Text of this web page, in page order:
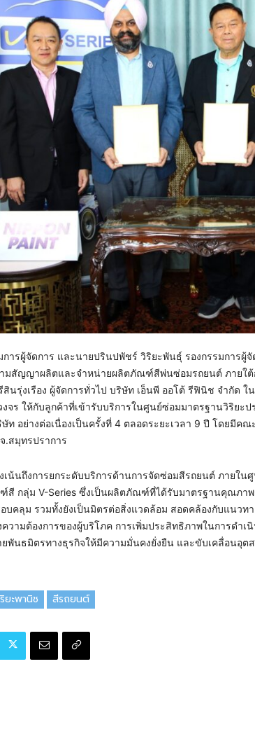
การผู้จัดการ และนายปรินปพัชร์ วิริยะพันธุ์ รองกรรมการ
มสัญญาผลิตและจำหน่ายผลิตภัณฑ์สีพ่นซ่อมรถยนต์ ภายใต้
นรุ่งเรือง ผู้จัดการทั่วไป บริษัท เอ็นพี ออโต้ รีฟินิช จำกัด
จร ให้กับลูกค้าที่เข้ารับบริการในศูนย์ซ่อมมาตรฐานวิริยะ
ท อย่างต่อเนื่องเป็นครั้งที่ 4 ตลอดระยะเวลา 9 ปี โดยมีค
.สมุทรปราการ
น้นถึงการยกระดับบริการด้านการจัดซ่อมสีรถยนต์ ภายใ
กลุ่ม V-Series ซึ่งเป็นผลิตภัณฑ์ที่ได้รับมาตรฐานคุณภา
อบคลุม รวมทั้งยังเป็นมิตรต่อสิ่งแวดล้อม สอดคล้องกับแนว
วามต้องการของผู้บริโภค การเพิ่มประสิทธิภาพในการดำ
ยพันธมิตรทางธุรกิจให้มีความมั่นคงยั่งยืน และขับเคลื่อนอุ
ยะพานิช สีรถยนต์